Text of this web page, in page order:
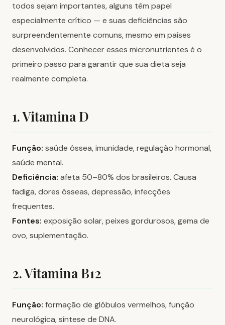
todos sejam importantes, alguns têm papel
especialmente crítico — e suas deficiências são
surpreendentemente comuns, mesmo em países
desenvolvidos. Conhecer esses micronutrientes é o
primeiro passo para garantir que sua dieta seja
realmente completa.
1. Vitamina D
Função: saúde óssea, imunidade, regulação hormonal,
saúde mental.
Deficiência: afeta 50–80% dos brasileiros. Causa
fadiga, dores ósseas, depressão, infecções
frequentes.
Fontes: exposição solar, peixes gordurosos, gema de
ovo, suplementação.
2. Vitamina B12
Função: formação de glóbulos vermelhos, função
neurológica, síntese de DNA.